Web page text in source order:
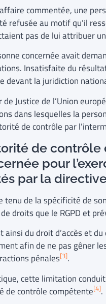
commentée, une
refusée au motif qu’il
pas de lui attribuer
concernée avait
Insatisfaite du
devant la juridiction
de Justice de l’Union
dans lesquelles la
de contrôle par
de
pour
par la
tenu de la spécificité de
droits que le RGPD et
ainsi du droit d’accès et
afin de ne pas gêner
pénales[3].
cette limitation
de contrôle compétente[4].